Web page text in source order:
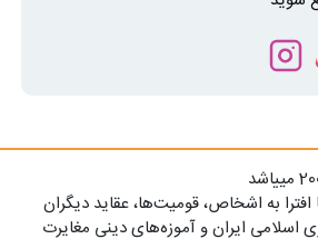
به اشخاص، قومیت‌ها، عقاید دیگران
اسلامی ایران و آموزه‌های دینی مغایرت